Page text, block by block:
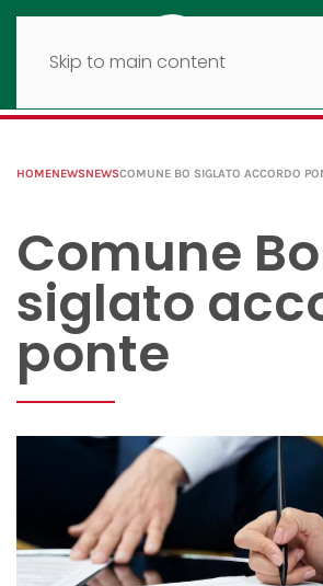
Skip to main content
HOMENEWSNEWSCOMUNE BO SIGLATO ACCORDO
Comune Bo
siglato
ponte